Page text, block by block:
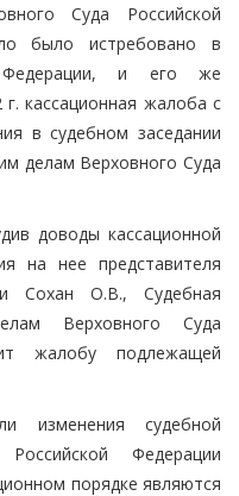
Суда Российской
было истребовано в
Федерации, и его же
кассационная жалоба с
в судебном заседании
делам Верховного Суда
доводы кассационной
на нее представителя
Сохан О.В., Судебная
Верховного Суда
жалобу подлежащей
изменения судебной
Федерации
порядке являются